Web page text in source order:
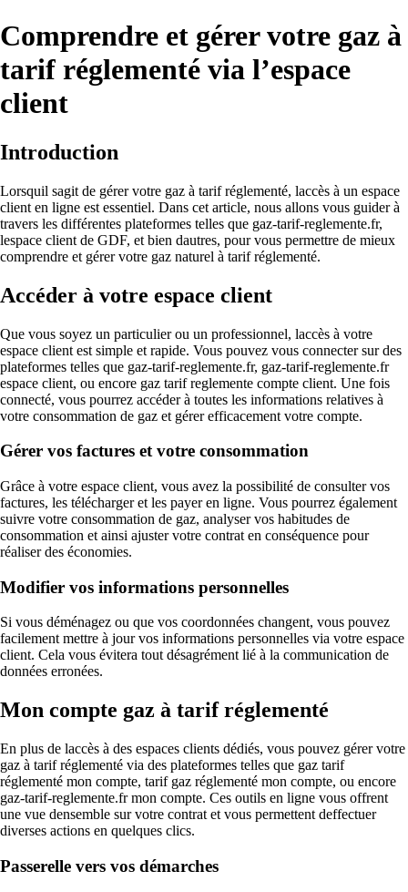
Comprendre et gérer votre gaz à
tarif réglementé via l’espace
client
Introduction
Lorsquil sagit de gérer votre gaz à tarif réglementé, laccès à un espace
client en ligne est essentiel. Dans cet article, nous allons vous guider à
travers les différentes plateformes telles que gaz-tarif-reglemente.fr,
lespace client de GDF, et bien dautres, pour vous permettre de mieux
comprendre et gérer votre gaz naturel à tarif réglementé.
Accéder à votre espace client
Que vous soyez un particulier ou un professionnel, laccès à votre
espace client est simple et rapide. Vous pouvez vous connecter sur des
plateformes telles que gaz-tarif-reglemente.fr, gaz-tarif-reglemente.fr
espace client, ou encore gaz tarif reglemente compte client. Une fois
connecté, vous pourrez accéder à toutes les informations relatives à
votre consommation de gaz et gérer efficacement votre compte.
Gérer vos factures et votre consommation
Grâce à votre espace client, vous avez la possibilité de consulter vos
factures, les télécharger et les payer en ligne. Vous pourrez également
suivre votre consommation de gaz, analyser vos habitudes de
consommation et ainsi ajuster votre contrat en conséquence pour
réaliser des économies.
Modifier vos informations personnelles
Si vous déménagez ou que vos coordonnées changent, vous pouvez
facilement mettre à jour vos informations personnelles via votre espace
client. Cela vous évitera tout désagrément lié à la communication de
données erronées.
Mon compte gaz à tarif réglementé
En plus de laccès à des espaces clients dédiés, vous pouvez gérer votre
gaz à tarif réglementé via des plateformes telles que gaz tarif
réglementé mon compte, tarif gaz réglementé mon compte, ou encore
gaz-tarif-reglemente.fr mon compte. Ces outils en ligne vous offrent
une vue densemble sur votre contrat et vous permettent deffectuer
diverses actions en quelques clics.
Passerelle vers vos démarches